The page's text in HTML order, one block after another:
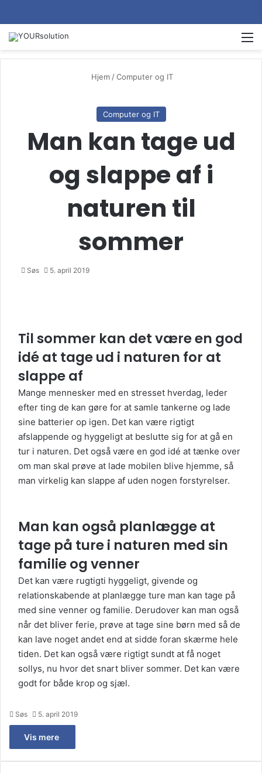
Hjem /Computer og IT
Computer og IT
Man kan tage ud
og slappe af i
naturen til
sommer
Søs 5. april 2019
Til sommer kan det være en god
idé at tage ud i naturen for at
slappe af
Mange mennesker med en stresset hverdag, leder
efter ting de kan gøre for at samle tankerne og lade
sine batterier op igen. Det kan være rigtigt
afslappende og hyggeligt at beslutte sig for at gå en
tur i naturen. Det også være en god idé at tænke over
om man skal prøve at lade mobilen blive hjemme, så
man virkelig kan slappe af uden nogen forstyrelser.
Man kan også planlægge at
tage på ture i naturen med sin
familie og venner
Det kan være rugtigti hyggeligt, givende og
relationskabende at planlægge ture man kan tage på
med sine venner og familie. Derudover kan man også
når det bliver ferie, prøve at tage sine børn med så de
kan lave noget andet end at sidde foran skærme hele
tiden. Det kan også være rigtigt sundt at få noget
sollys, nu hvor det snart bliver sommer. Det kan være
godt for både krop og sjæl.
Søs 5. april 2019
Vis mere